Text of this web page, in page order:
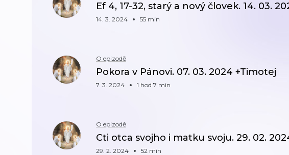
Ef 4, 17-32, starý a nový človek. 14. 03.
14. 3. 2024 55 min
O epizodě
Pokora v Pánovi. 07. 03. 2024 +Timotej
7. 3. 2024 1 hod 7 min
O epizodě
Cti otca svojho i matku svoju. 29. 02.
29. 2. 2024 52 min